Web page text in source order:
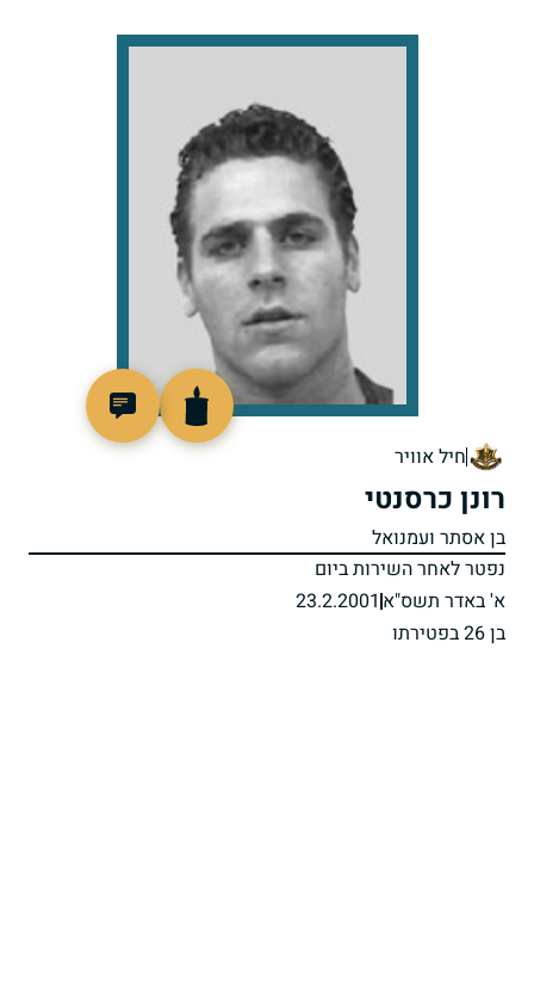
חיל אוויר
רונן כרסנטי
בן אסתר ועמנואל
נפטר לאחר השירות ביום
א' באדר תשס"א 23.2.2001
בן 26 בפטירתו